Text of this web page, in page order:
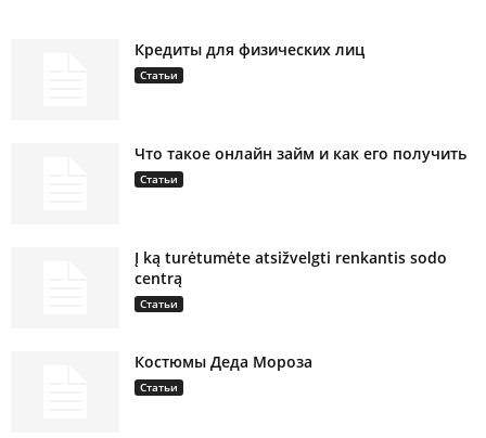
Кредиты для физических лиц
Статьи
Что такое онлайн займ и как его получить
Статьи
Į ką turėtumėte atsižvelgti renkantis sodo
centrą
Статьи
Костюмы Деда Мороза
Статьи